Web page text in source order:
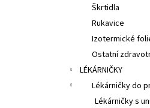
Škrtidla
Rukavice
Izotermické
Ostatní
LÉKÁRNIČKY
Lékárničky do
Lékárničky s